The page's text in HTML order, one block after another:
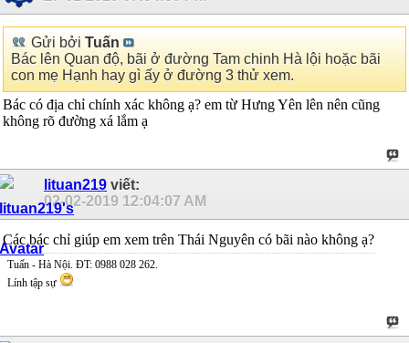
Gửi bởi Tuấn
Bác lên Quan độ, bãi ở đường Tam chinh Hà lội hoặc bãi
con mẹ Hạnh hay gì ấy ở đường 3 thử xem.
Bác có địa chỉ chính xác không ạ? em từ Hưng Yên lên nên cũng
không rõ đường xá lắm ạ
lituan219 viết:
02-02-2019 12:04:07 AM
Các bác chỉ giúp em xem trên Thái Nguyên có bãi nào không ạ?
Tuấn - Hà Nội. ĐT: 0988 028 262.
Lính tập sự